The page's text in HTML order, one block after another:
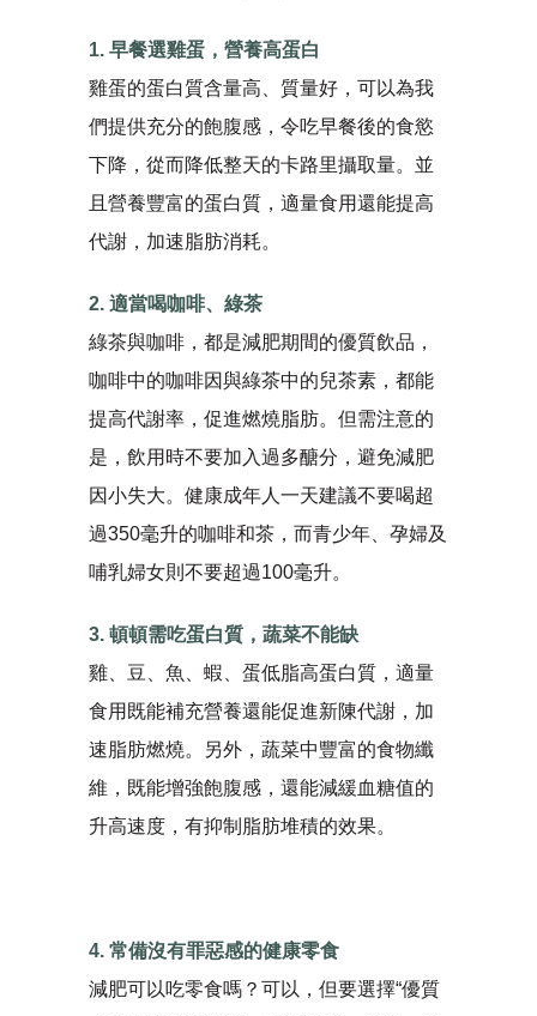
1. 早餐選雞蛋，營養高蛋白
雞蛋的蛋白質含​​量高、質量好，可以為我
們提供充分的飽腹感，令吃早餐後的食慾
下降，從而降低整天的卡路里攝取量。並
且營養豐富的蛋白質，適量食用還能提高
代謝，加速脂肪消耗。
2. 適當喝咖啡、綠茶
綠茶與咖啡，都是減肥期間的優質飲品，
咖啡中的咖啡因與綠茶中的兒茶素，都能
提高代謝率，促進燃燒脂肪。但需注意的
是，飲用時不要加入過多醣分，避免減肥
因小失大。健康成年人一天建議不要喝超
過350毫升的咖啡和茶，而青少年、孕婦及
哺乳婦女則不要超過100毫升。
3. 頓頓需吃蛋白質，蔬菜不能缺
雞、豆、魚、蝦、蛋低脂高蛋白質，適量
食用既能補充營養還能促進新陳代謝，加
速脂肪燃燒。另外，蔬菜中豐富的食物纖
維，既能增強飽腹感，還能減緩血糖值的
升高速度，有抑制脂肪堆積的效果。
4. 常備沒有罪惡感的健康零食
減肥可以吃零食嗎？可以，但要選擇“優質